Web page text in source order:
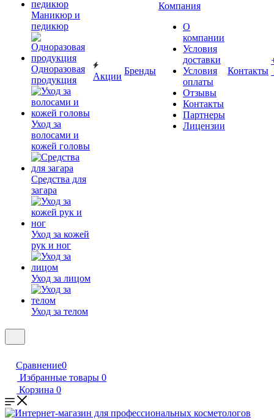
Маникюр и
педикюр
Одноразовая
продукция
Уход за
волосами и
кожей головы
Средства для
загара
Уход за кожей
рук и ног
Уход за лицом
Уход за телом
Акции
Бренды
Компания
О
компании
Условия
доставки
Условия
оплаты
Отзывы
Контакты
Партнеры
Лицензии
Контакты
Сравнение0
Избранные товары 0
Корзина 0